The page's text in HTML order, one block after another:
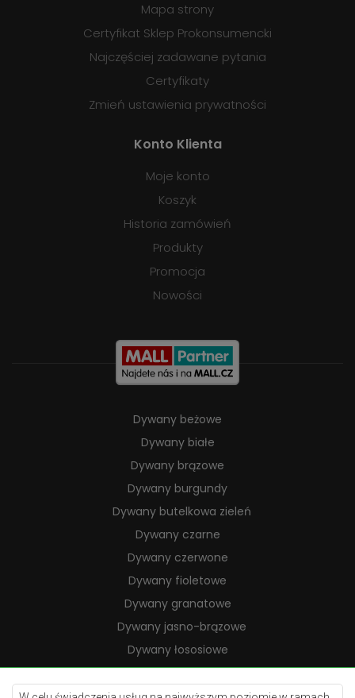
Mapa strony
Certyfikat Sklep Prokonsumencki
Najczęściej zadawane pytania
Certyfikaty
Zmień ustawienia prywatności
Konto Klienta
Moje konto
Koszyk
Historia zamówień
Produkty
Promocja
Nowości
Dywany beżowe
Dywany białe
Dywany brązowe
Dywany burgundy
Dywany butelkowa zieleń
Dywany czarne
Dywany czerwone
Dywany fioletowe
Dywany granatowe
Dywany jasno-brązowe
Dywany łososiowe
Dywany kremowe